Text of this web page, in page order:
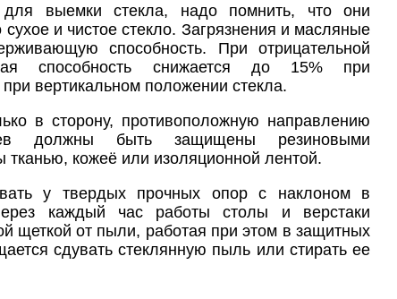
выемки стекла, надо помнить, что они
и чистое стекло. Загрязнения и масляные
способность. При отрицательной
способность снижается до 15% при
вертикальном положении стекла.
в сторону, противоположную направлению
должны быть защищены резиновыми
тканью, кожеё или изоляционной лентой.
у твердых прочных опор с наклоном в
каждый час работы столы и верстаки
щеткой от пыли, работая при этом в защитных
сдувать стеклянную пыль или стирать ее